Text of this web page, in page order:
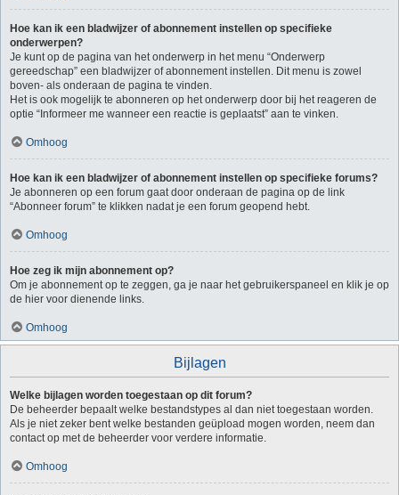
Hoe kan ik een bladwijzer of abonnement instellen op specifieke
onderwerpen?
Je kunt op de pagina van het onderwerp in het menu “Onderwerp
gereedschap” een bladwijzer of abonnement instellen. Dit menu is zowel
boven- als onderaan de pagina te vinden.
Het is ook mogelijk te abonneren op het onderwerp door bij het reageren de
optie “Informeer me wanneer een reactie is geplaatst” aan te vinken.
Omhoog
Hoe kan ik een bladwijzer of abonnement instellen op specifieke forums?
Je abonneren op een forum gaat door onderaan de pagina op de link
“Abonneer forum” te klikken nadat je een forum geopend hebt.
Omhoog
Hoe zeg ik mijn abonnement op?
Om je abonnement op te zeggen, ga je naar het gebruikerspaneel en klik je op
de hier voor dienende links.
Omhoog
Bijlagen
Welke bijlagen worden toegestaan op dit forum?
De beheerder bepaalt welke bestandstypes al dan niet toegestaan worden.
Als je niet zeker bent welke bestanden geüpload mogen worden, neem dan
contact op met de beheerder voor verdere informatie.
Omhoog